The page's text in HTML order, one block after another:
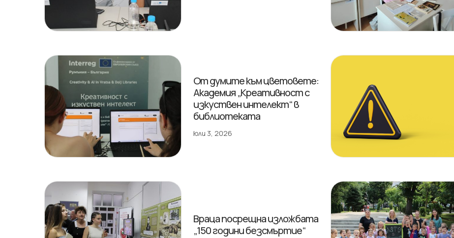
От думите към цветовете:
Академия „Креативност с
изкуствен интелект“ в
библиотеката
юли 3, 2026
Враца посрещна изложбата
„150 години безсмъртие“